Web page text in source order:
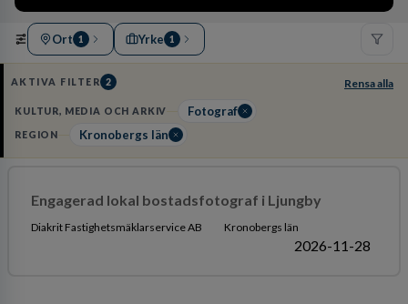
Ort 1 Yrke 1
AKTIVA FILTER 2 Rensa alla
KULTUR, MEDIA OCH ARKIV Fotograf
REGION Kronobergs län
Engagerad lokal bostadsfotograf i Ljungby
Diakrit Fastighetsmäklarservice AB Kronobergs län
2026-11-28